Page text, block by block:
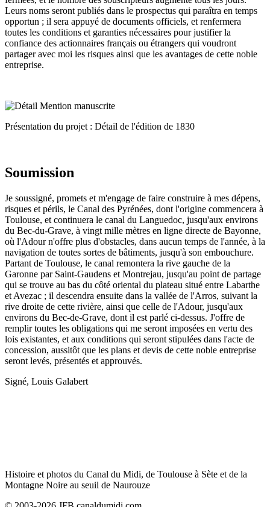
Leurs noms seront publiés dans le prospectus qui paraîtra en temps
opportun ; il sera appuyé de documents officiels, et renfermera
toutes les conditions et garanties nécessaires pour justifier la
confiance des actionnaires français ou étrangers qui voudront
partager avec moi les risques ainsi que les avantages de cette noble
entreprise.
Présentation du projet : Détail de l'édition de 1830
Soumission
Je soussigné, promets et m'engage de faire construire à mes dépens,
risques et périls, le Canal des Pyrénées, dont l'origine commencera à
Toulouse, et continuera le canal du Languedoc, jusqu'aux environs
du Bec-du-Grave, à vingt mille mètres en ligne directe de Bayonne,
où l'Adour n'offre plus d'obstacles, dans aucun temps de l'année, à la
navigation de toutes sortes de bâtiments, jusqu'à son embouchure.
Partant de Toulouse, le canal remontera la rive gauche de la
Garonne par Saint-Gaudens et Montrejau, jusqu'au point de partage
qui se trouve au bas du côté oriental du plateau situé entre Labarthe
et Avezac ; il descendra ensuite dans la vallée de l'Arros, suivant la
rive droite de cette rivière, ainsi que celle de l'Adour, jusqu'aux
environs du Bec-de-Grave, dont il est parlé ci-dessus. J'offre de
remplir toutes les obligations qui me seront imposées en vertu des
lois existantes, et aux conditions qui seront stipulées dans l'acte de
concession, aussitôt que les plans et devis de cette noble entreprise
seront levés, présentés et approuvés.
Signé, Louis Galabert
Histoire et photos du Canal du Midi, de Toulouse à Sète et de la
Montagne Noire au seuil de Naurouze